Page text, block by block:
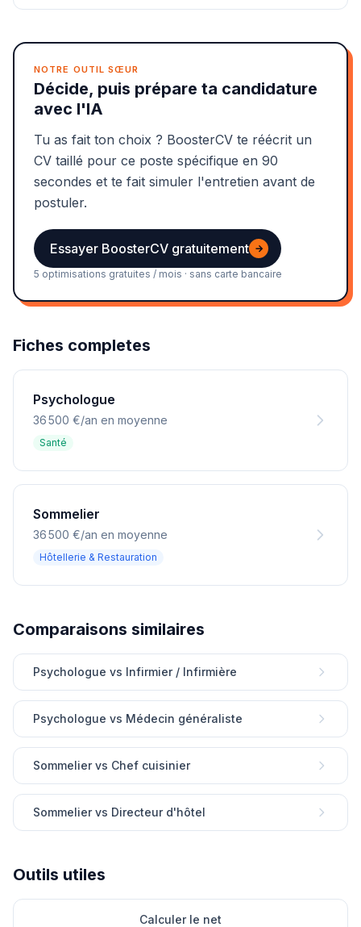
NOTRE OUTIL SŒUR
Décide, puis prépare ta candidature
avec l'IA
Tu as fait ton choix ? BoosterCV te réécrit un
CV taillé pour ce poste spécifique en 90
secondes et te fait simuler l'entretien avant de
postuler.
Essayer BoosterCV gratuitement →
5 optimisations gratuites / mois · sans carte bancaire
Fiches completes
Psychologue
36 500 €/an en moyenne
Santé
Sommelier
36 500 €/an en moyenne
Hôtellerie & Restauration
Comparaisons similaires
Psychologue vs Infirmier / Infirmière
Psychologue vs Médecin généraliste
Sommelier vs Chef cuisinier
Sommelier vs Directeur d'hôtel
Outils utiles
Calculer le net